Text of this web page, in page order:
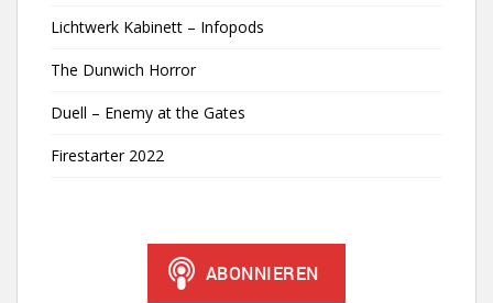
Lichtwerk Kabinett – Infopods
The Dunwich Horror
Duell – Enemy at the Gates
Firestarter 2022